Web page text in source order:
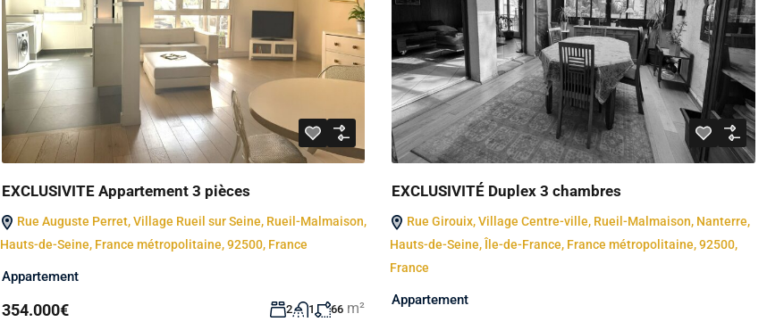
EXCLUSIVITE Appartement 3 pièces
Rue Auguste Perret, Village Rueil sur Seine, Rueil-Malmaison,
Hauts-de-Seine, France métropolitaine, 92500, France
Appartement
354.000€ 2 1 66 m²
EXCLUSIVITÉ Duplex 3 chambres
Rue Girouix, Village Centre-ville, Rueil-Malmaison, Nanterre,
Hauts-de-Seine, Île-de-France, France métropolitaine, 92500,
France
Appartement